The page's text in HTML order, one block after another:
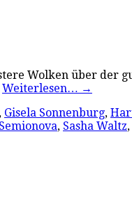
Wolken über der
Weiterlesen… →
, Gisela Sonnenburg,
, Sasha Waltz,